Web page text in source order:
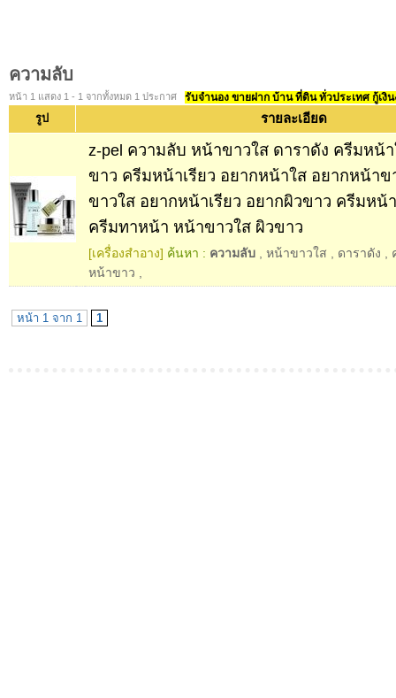
ความลับ
หน้า 1 แสดง 1 - 1 จากทั้งหมด 1 ประกาศ รับจำนอง ขายฝาก บ้าน ที่ดิน ทั่วประเทศ กู้เงิ
รูป รายละเอียด
z-pel ความลับ หน้าขาวใส ดาราดัง ครีมหน้
ขาว ครีมหน้าเรียว อยากหน้าใส อยากหน้า
ขาวใส อยากหน้าเรียว อยากผิวขาว ครีมหน้
ครีมทาหน้า หน้าขาวใส ผิวขาว
[เครื่องสำอาง] ค้นหา : ความลับ หน้าขาวใส ดาราดัง
หน้าขาว
หน้า 1 จาก 1 1